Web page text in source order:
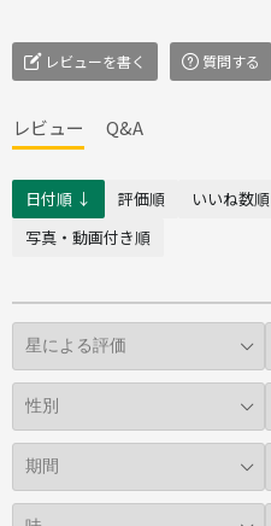
レビューを書く 質問する
レビュー Q&A
日付順 ↓ 評価順 いいね数順
写真・動画付き順